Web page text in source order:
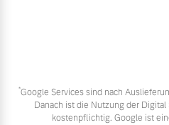
*Google Services sind nach
Danach ist die Nutzung der
kostenpflichtig. Google ist